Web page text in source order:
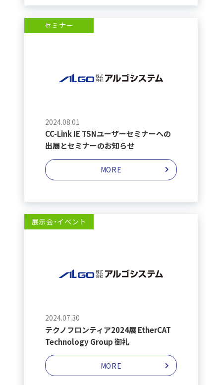
セミナー
2024.08.01
CC-Link IE TSNユーザーセミナーへの
出展とセミナーのお知らせ
MORE
展示会・イベント
2024.07.30
テクノフロンティア2024展 EtherCAT
Technology Group 御礼
MORE